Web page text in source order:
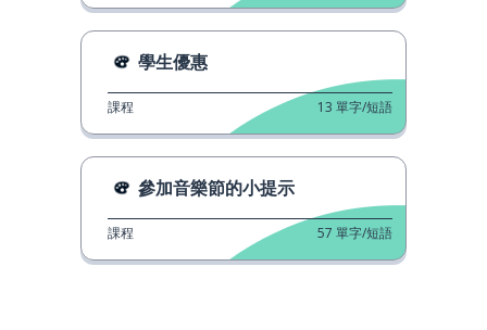
學生優惠
課程 13 單字/短語
參加音樂節的小提示
課程 57 單字/短語